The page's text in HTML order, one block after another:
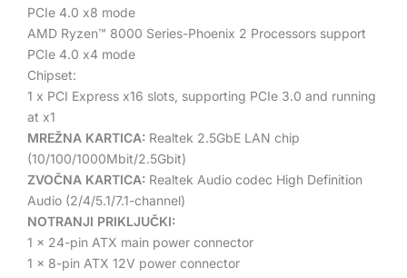
PCIe 4.0 x8 mode
AMD Ryzen™ 8000 Series-Phoenix 2 Processors support
PCIe 4.0 x4 mode
Chipset:
1 x PCI Express x16 slots, supporting PCIe 3.0 and running
at x1
MREŽNA KARTICA: Realtek 2.5GbE LAN chip
(10/100/1000Mbit/2.5Gbit)
ZVOČNA KARTICA: Realtek Audio codec High Definition
Audio (2/4/5.1/7.1-channel)
NOTRANJI PRIKLJUČKI:
1 x 24-pin ATX main power connector
1 x 8-pin ATX 12V power connector